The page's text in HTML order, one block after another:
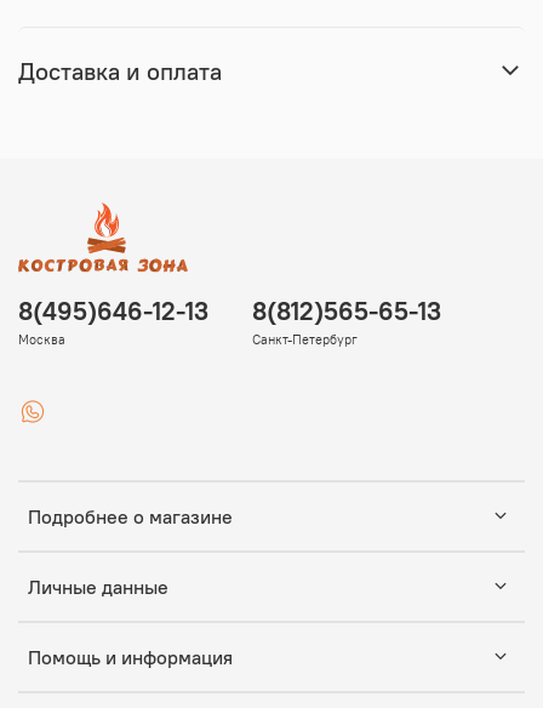
Доставка и оплата
Подробнее о магазине
Личные данные
Помощь и информация
8(495)646-12-13
Москва
8(812)565-65-13
Санкт-Петербург